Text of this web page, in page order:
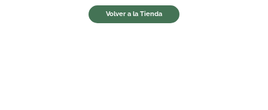
Volver a la Tienda